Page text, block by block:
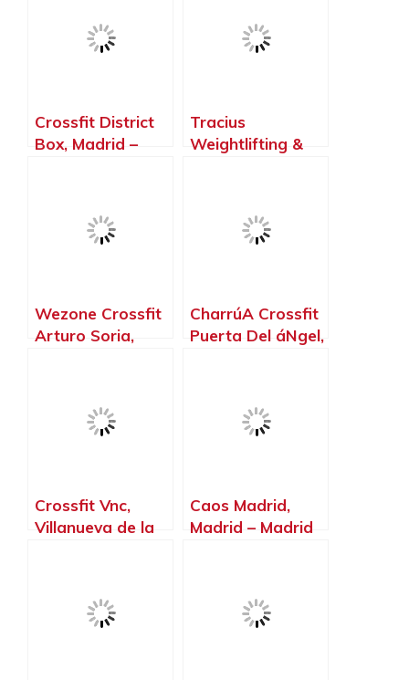
Crossfit District
Box, Madrid –
Tracius
Weightlifting &
Wezone Crossfit
Arturo Soria,
CharrúA Crossfit
Puerta Del áNgel,
Crossfit Vnc,
Villanueva de la
Caos Madrid,
Madrid – Madrid